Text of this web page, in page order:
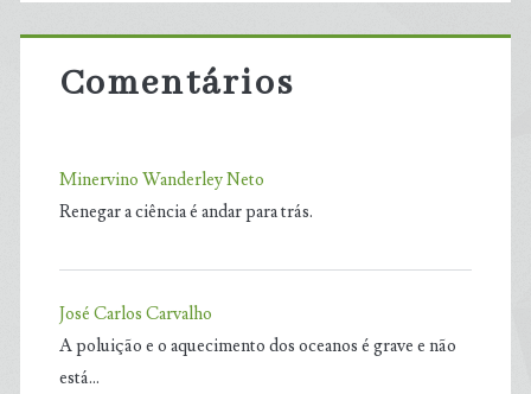
Comentários
Minervino Wanderley Neto
Renegar a ciência é andar para trás.
José Carlos Carvalho
A poluição e o aquecimento dos oceanos é grave e não
está…